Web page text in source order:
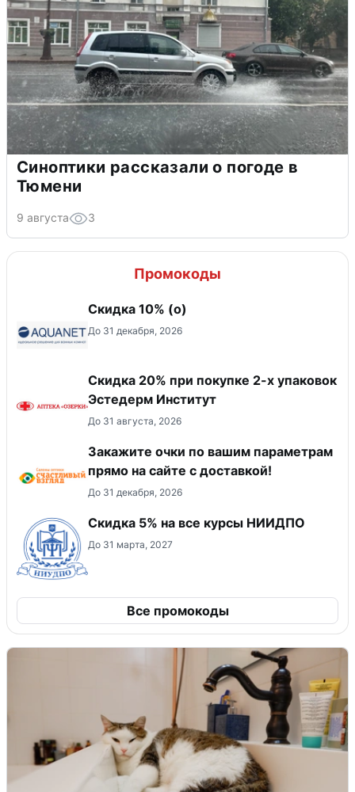
Синоптики рассказали о погоде в
Тюмени
9 августа 3
Промокоды
Скидка 10% (о)
До 31 декабря, 2026
Скидка 20% при покупке 2-х упаковок
Эстедерм Институт
До 31 августа, 2026
Закажите очки по вашим параметрам
прямо на сайте с доставкой!
До 31 декабря, 2026
Скидка 5% на все курсы НИИДПО
До 31 марта, 2027
Все промокоды